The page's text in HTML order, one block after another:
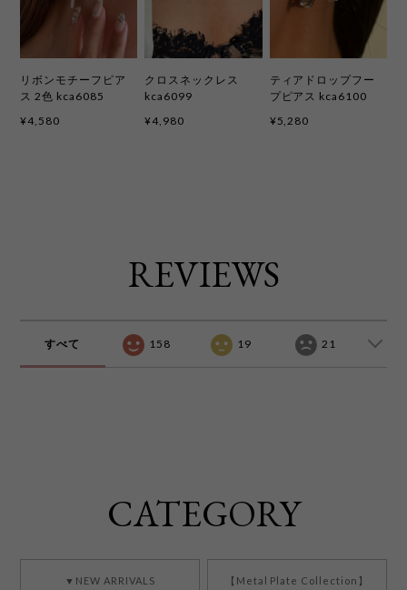
リボンモチーフピア
ス 2色 kca6085
¥4,580
クロスネックレス
kca6099
¥4,980
ティアドロップフー
プピアス kca6100
¥5,280
REVIEWS
すべて 158 19 21
CATEGORY
▼NEW ARRIVALS 【Metal Plate Collection】